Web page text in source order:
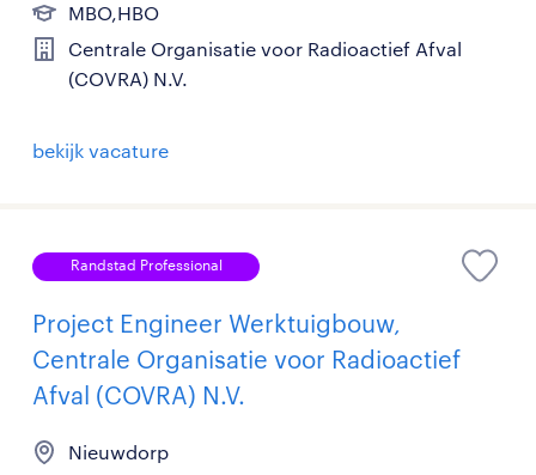
MBO,HBO
Centrale Organisatie voor Radioactief Afval
(COVRA) N.V.
bekijk vacature
Randstad Professional
Project Engineer Werktuigbouw,
Centrale Organisatie voor Radioactief
Afval (COVRA) N.V.
Nieuwdorp